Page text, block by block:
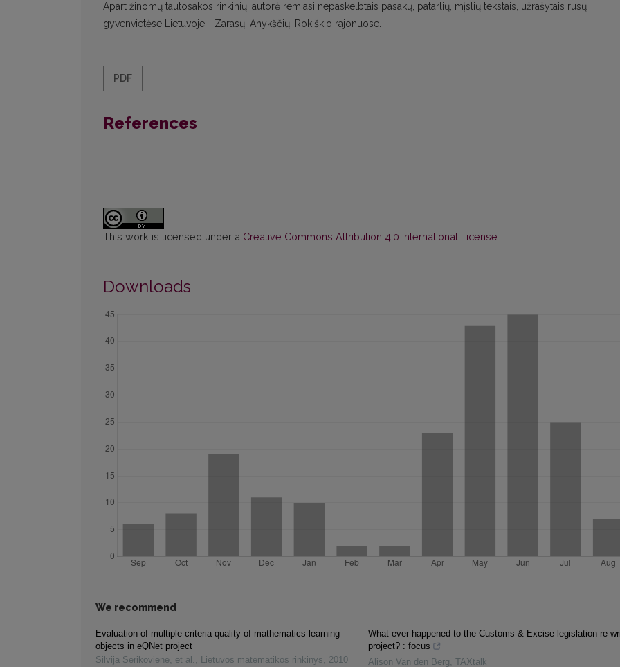
Apart žinomų tautosakos rinkinių, autorė remiasi nepaskelbtais pasakų, patarlių, mįslių tekstais, užrašytais rusų
gyvenvietėse Lietuvoje - Zarasų, Anykščių, Rokiškio rajonuose.
PDF
References
This work is licensed under a Creative Commons Attribution 4.0 International License
Downloads
We recommend
Evaluation of multiple criteria quality of mathematics learning
objects in eQNet project
Silvija Sėrikovienė, et al. , Lietuvos matematikos rinkinys, 2010
What ever happened to the Customs & Excise legislation re-
project? : focus
Alison Van den Berg, TAXtalk